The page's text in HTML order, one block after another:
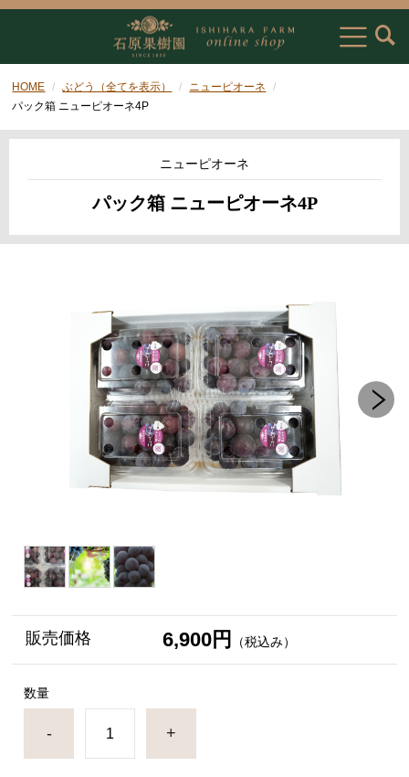
HOME ぶどう（全てを表示）
ニューピオーネ
パック箱 ニューピオーネ4P
ニューピオーネ
パック箱 ニューピオーネ4P
販売価格 6,900円 （税込み）
数量
- +